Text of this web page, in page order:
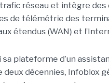
réseau et intègre des
de télémétrie des
étendus (WAN) et
plateforme d’un
deux décennies, Infoblox